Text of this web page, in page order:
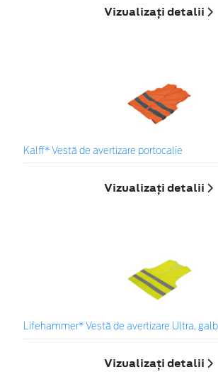
Vizualizați detalii
Kalff* Vestă de avertizare portocalie
Vizualizați detalii
Lifehammer* Vestă de avertizare Ultra,
Vizualizați detalii